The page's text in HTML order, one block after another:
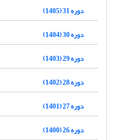
دوره 31 (1405)
دوره 30 (1404)
دوره 29 (1403)
دوره 28 (1402)
دوره 27 (1401)
دوره 26 (1400)